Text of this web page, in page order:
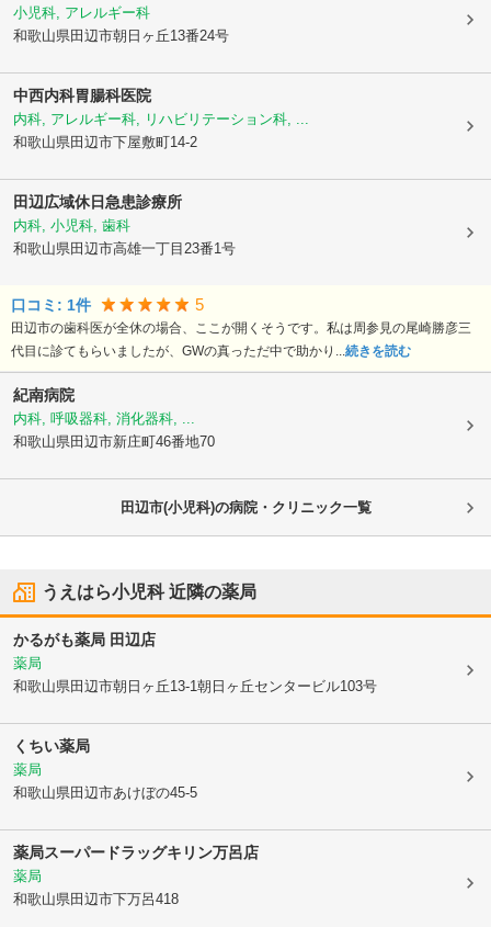
小児科, アレルギー科
和歌山県田辺市朝日ヶ丘13番24号
中西内科胃腸科医院
内科, アレルギー科, リハビリテーション科, ...
和歌山県田辺市下屋敷町14-2
田辺広域休日急患診療所
内科, 小児科, 歯科
和歌山県田辺市高雄一丁目23番1号
口コミ: 1件 5
田辺市の歯科医が全休の場合、ここが開くそうです。私は周参見の尾崎勝彦三
代目に診てもらいましたが、GWの真っただ中で助かり...続きを読む
紀南病院
内科, 呼吸器科, 消化器科, ...
和歌山県田辺市新庄町46番地70
田辺市(小児科)の病院・クリニック一覧
うえはら小児科近隣の薬局
かるがも薬局 田辺店
薬局
和歌山県田辺市朝日ヶ丘13-1朝日ヶ丘センタービル103号
くちい薬局
薬局
和歌山県田辺市あけぼの45-5
薬局スーパードラッグキリン万呂店
薬局
和歌山県田辺市下万呂418